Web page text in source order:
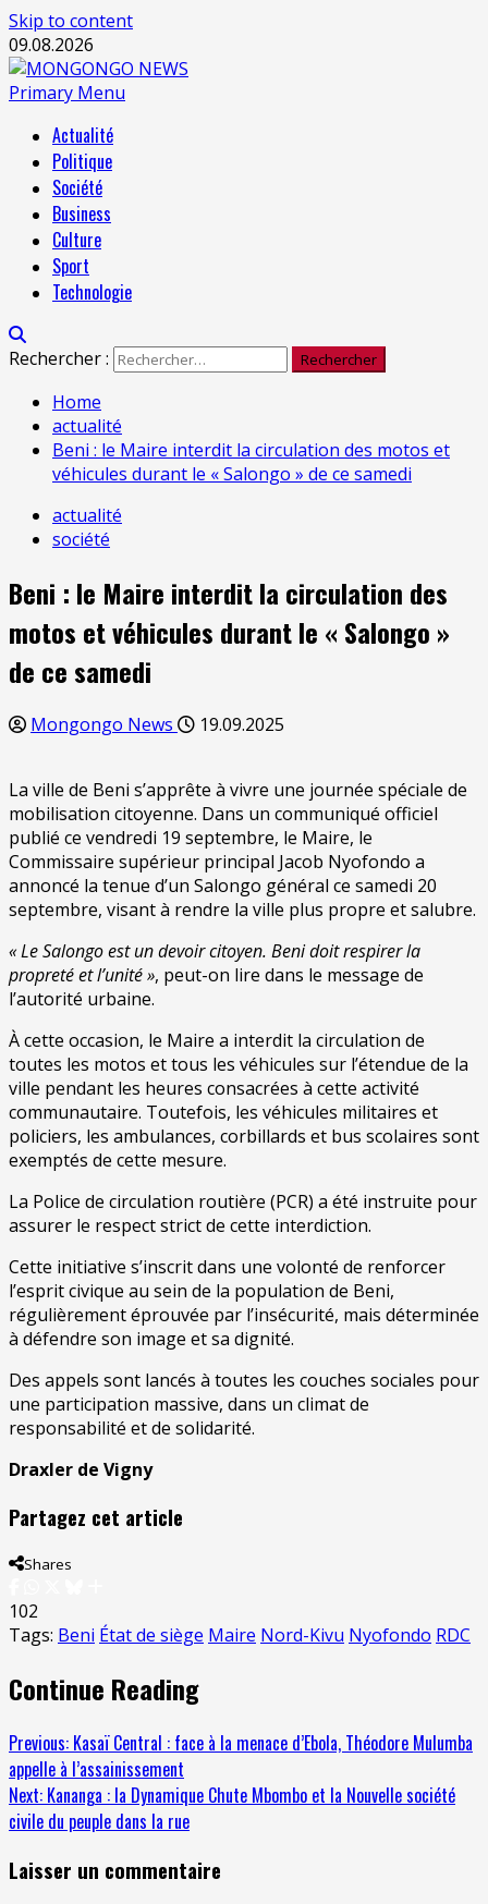
Skip to content
09.08.2026
Primary Menu
Actualité
Politique
Société
Business
Culture
Sport
Technologie
Rechercher :
Home
actualité
Beni : le Maire interdit la circulation des motos et
véhicules durant le « Salongo » de ce samedi
actualité
société
Beni : le Maire interdit la circulation des
motos et véhicules durant le « Salongo »
de ce samedi
Mongongo News 19.09.2025
La ville de Beni s’apprête à vivre une journée spéciale de
mobilisation citoyenne. Dans un communiqué officiel
publié ce vendredi 19 septembre, le Maire, le
Commissaire supérieur principal Jacob Nyofondo a
annoncé la tenue d’un Salongo général ce samedi 20
septembre, visant à rendre la ville plus propre et salubre.
« Le Salongo est un devoir citoyen. Beni doit respirer la
propreté et l’unité », peut-on lire dans le message de
l’autorité urbaine.
À cette occasion, le Maire a interdit la circulation de
toutes les motos et tous les véhicules sur l’étendue de la
ville pendant les heures consacrées à cette activité
communautaire. Toutefois, les véhicules militaires et
policiers, les ambulances, corbillards et bus scolaires sont
exemptés de cette mesure.
La Police de circulation routière (PCR) a été instruite pour
assurer le respect strict de cette interdiction.
Cette initiative s’inscrit dans une volonté de renforcer
l’esprit civique au sein de la population de Beni,
régulièrement éprouvée par l’insécurité, mais déterminée
à défendre son image et sa dignité.
Des appels sont lancés à toutes les couches sociales pour
une participation massive, dans un climat de
responsabilité et de solidarité.
Draxler de Vigny
Partagez cet article
Shares
102
Tags: Beni État de siège Maire Nord-Kivu Nyofondo RDC
Continue Reading
Previous: Kasaï Central : face à la menace d’Ebola, Théodore Mulumba
appelle à l’assainissement
Next: Kananga : la Dynamique Chute Mbombo et la Nouvelle société
civile du peuple dans la rue
Laisser un commentaire